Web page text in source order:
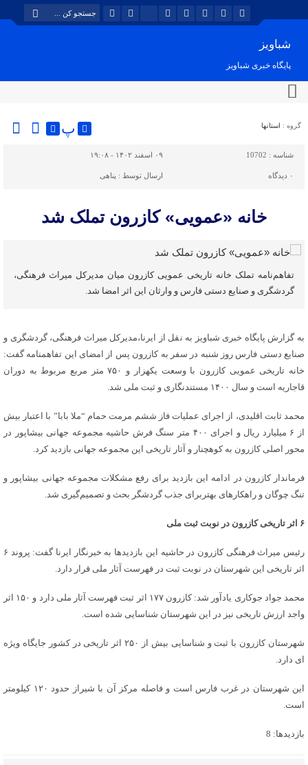
شباویز
پایگاه خبری شباویز
گروه : استانها پ
شناسه : 10702 ۰۹ اسفند ۱۴۰۲ - ۱۹:۰۸
۰ دیدگاه ارسال توسط : پناهی
خانه «عمویی» کازرون تملک شد
تفاهم‌نامه تملک خانه تاریخی عمویی کازرون میان مدیرکل میراث فرهنگی،
گردشگری و صنایع دستی فارس و وارثان این اثر امضا شد.
به گزارش پایگاه خبری شباویز به نقل از ایرنا،مدیرکل میراث فرهنگی، گردشگری و
صنایع دستی فارس روز شنبه در سفر به کازرون پس از امضای این تفاهمنامه گفت:
خانه تاریخی عمویی کازرون با وسعت یکهزار و ۷۵۰ متر مربع مربوط به دوران
قاجاریه است و سال ۱۴۰۰ مستندنگاری و ثبت ملی شد.
محمد ثابت اقلیدی، از اجرای عملیات فاز ششم مرمت حمام “ملا بابا” با اعتبار بیش
از ۶ میلیارد ریال و اجرای ۴۰۰ متر سنگ فرش حاشیه مجموعه جهانی بیشاپور در
محور اصلی کازرون به کوهچنار و آثار تاریخی این مجموعه جهانی بازدید کرد.
فرماندار کازرون در ادامه این بازدید برای رفع مشکلات مجموعه جهانی بیشاپور و
تنگ چوگان و راهکارهای بهتربرای جذب گردشگر بحث و تصمیم‌گیری شد.
۶ اثر تاریخی کازرون در نوبت ثبت ملی
رئیس میراث فرهنگی کازرون در حاشیه این بازدیدها به خبرنگار ایرنا گفت: پروند ۶
اثر تاریخی این شهرستان در نوبت ثبت در فهرست آثار ملی قرار دارد.
محمد جواد جوکاری یادآور شد: کازرون ۱۷۷ اثر ثبت فهرست آثار ملی دارد و ۱۵۰ اثر
واجد ارزش تاریخی نیز در این شهرستان شناسایی شده است.
شهرستان کازرون با ثبت و شناسایی بیش از ۲۵۰ اثر تاریخی در کشور جایگاه ویژه
ای دارد.
این شهرستان در غرب فارس است و فاصله مرکز آن با شیراز حدود ۱۲۰ کیلومتر
است.
بازدیدها: 8